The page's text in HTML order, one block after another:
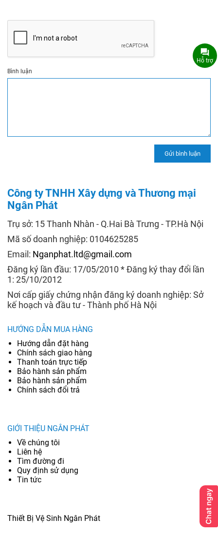
Bình luận
Công ty TNHH Xây dựng và Thương mại
Ngân Phát
Trụ sở: 15 Thanh Nhàn - Q.Hai Bà Trưng - TP.Hà Nội
Mã số doanh nghiệp: 0104625285
Email: Nganphat.ltd@gmail.com
Đăng ký lần đầu: 17/05/2010 * Đăng ký thay đổi lần
1: 25/10/2012
Nơi cấp giấy chứng nhận đăng ký doanh nghiệp: Sở
kế hoạch và đầu tư - Thành phố Hà Nội
HƯỚNG DẪN MUA HÀNG
Hướng dẫn đặt hàng
Chính sách giao hàng
Thanh toán trực tiếp
Bảo hành sản phẩm
Bảo hành sản phẩm
Chính sách đổi trả
GIỚI THIỆU NGÂN PHÁT
Về chúng tôi
Liên hệ
Tìm đường đi
Quy định sử dụng
Tin tức
Thiết Bị Vệ Sinh Ngân Phát
Hỗ trợ